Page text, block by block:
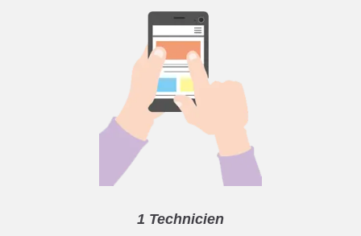
1 Technicien